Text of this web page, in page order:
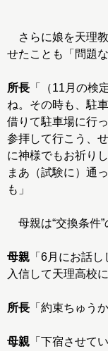
さらに娘を天理
せたことも「問題
所長 「（11月の検
ね。その時も、駐
借りて駐車場に行
参拝して行こう、
に神様でもお祈り
まあ（試験に）通
も」
母親は“交換条件”
母親 「6月にお話
入信して天理高校
所長 「約束ちゅう
母親 「下宿させて